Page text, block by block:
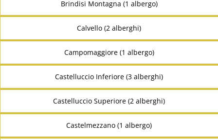
Brindisi Montagna (1 albergo)
Calvello (2 alberghi)
Campomaggiore (1 albergo)
Castelluccio Inferiore (3 alberghi)
Castelluccio Superiore (2 alberghi)
Castelmezzano (1 albergo)